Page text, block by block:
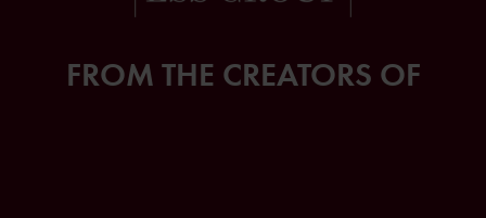
FROM THE CREATORS OF